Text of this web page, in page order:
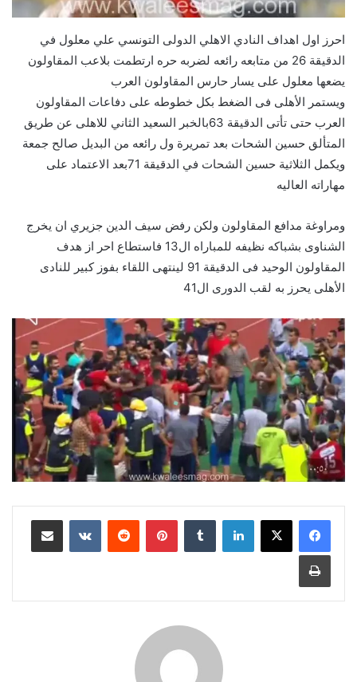
احرز اول اهداف النادي الاهلي الدولى التونسي علي معلول في
الدقيقة 26 من متابعه رائعه لضربه حره ارتطمت بلاعب المقاولون
يضعها معلول على يسار حارس المقاولون العرب
ويستمر الأهلى فى الضغط بكل خطوطه على دفاعات المقاولون
العرب حتى تأتى الدقيقة 63بالخبر السعيد الثاني للاهلى عن طريق
المتألق حسين الشحات بعد تمريرة ول رائعه من البديل صالح جمعة
ويكمل الثلاثية حسين الشحات في الدقيقة 71بعد الاعتماد على
مهاراته العاليه
ومراوغة مدافع المقاولون ولكن رفض سيف الدين جزيري ان يخرج
الشناوى بشباكه نظيفه للمباراه ال13 فاستطاع احر از هدف
المقاولون الوحيد فى الدقيقة 91 لينتهى اللقاء بفوز كبير للنادى
الأهلى يحرز به لقب الدورى ال41
لينكدإن بينتيريست مشاركة عبر البريد
طباعة